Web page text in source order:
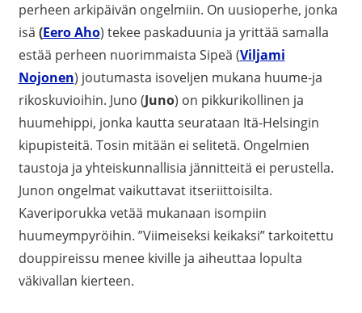
perheen arkipäivän ongelmiin. On uusioperhe, jonka
isä (Eero Aho) tekee paskaduunia ja yrittää samalla
estää perheen nuorimmaista Sipeä (Viljami
Nojonen) joutumasta isoveljen mukana huume-ja
rikoskuvioihin. Juno (Juno) on pikkurikollinen ja
huumehippi, jonka kautta seurataan Itä-Helsingin
kipupisteitä. Tosin mitään ei selitetä. Ongelmien
taustoja ja yhteiskunnallisia jännitteitä ei perustella.
Junon ongelmat vaikuttavat itseriittoisilta.
Kaveriporukka vetää mukanaan isompiin
huumeympyröihin. ”Viimeiseksi keikaksi” tarkoitettu
douppireissu menee kiville ja aiheuttaa lopulta
väkivallan kierteen.